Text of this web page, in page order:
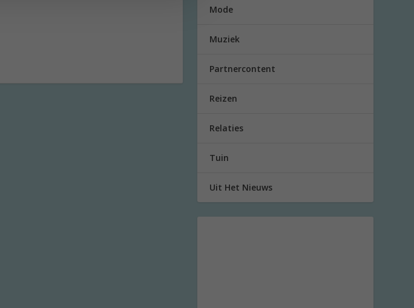
Mode
Muziek
Partnercontent
Reizen
Relaties
Tuin
Uit Het Nieuws